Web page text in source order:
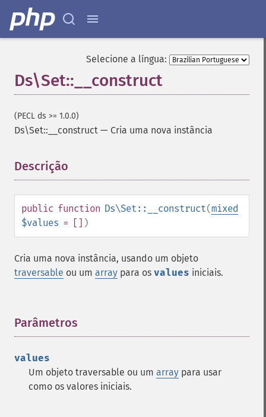
Selecione a língua:
Ds\Set::__construct
(PECL ds >= 1.0.0)
Ds\Set::__construct — Cria uma nova instância
Descrição
public function Ds\Set::__construct(mixed
$values = [] )
Cria uma nova instância, usando um objeto
traversable ou um array para os values iniciais.
Parâmetros
values
Um objeto traversable ou um array para usar
como os valores iniciais.